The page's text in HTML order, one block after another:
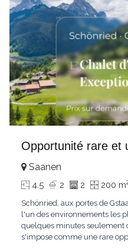
Opportunité rare et
Saanen
4.5 2 2 200 m
Schönried, aux portes de
l'un des environnements les
quelques minutes seulement
s'impose comme une rare